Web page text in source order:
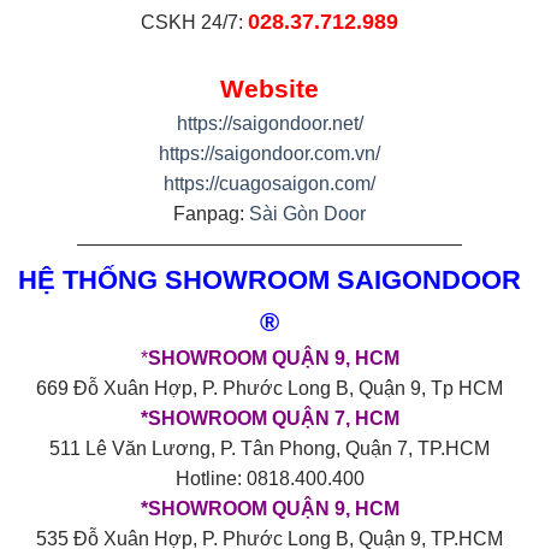
CSKH 24/7: 028.37.712.989
Website
https://saigondoor.net/
https://saigondoor.com.vn/
https://cuagosaigon.com/
Fanpag: Sài Gòn Door
————————————————————
HỆ THỐNG SHOWROOM SAIGONDOOR
®
*SHOWROOM QUẬN 9, HCM
669 Đỗ Xuân Hợp, P. Phước Long B, Quận 9, Tp HCM
*SHOWROOM QUẬN 7, HCM
511 Lê Văn Lương, P. Tân Phong, Quận 7, TP.HCM
Hotline: 0818.400.400
*SHOWROOM QUẬN 9, HCM
535 Đỗ Xuân Hợp, P. Phước Long B, Quận 9, TP.HCM